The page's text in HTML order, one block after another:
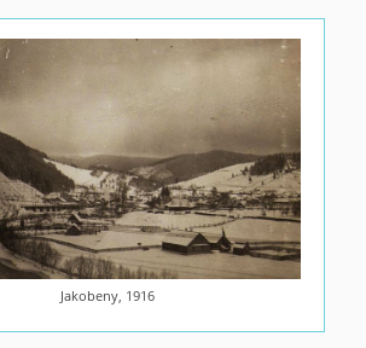
Jakobeny, 1916